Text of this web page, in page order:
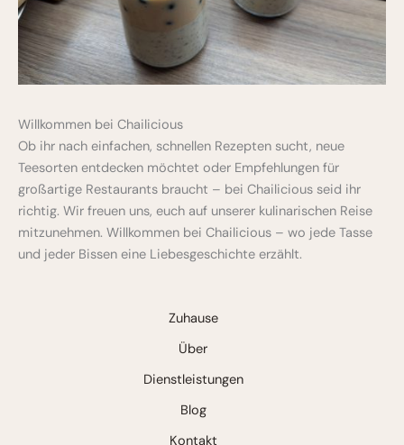
Willkommen bei Chailicious
Ob ihr nach einfachen, schnellen Rezepten sucht, neue
Teesorten entdecken möchtet oder Empfehlungen für
großartige Restaurants braucht – bei Chailicious seid ihr
richtig. Wir freuen uns, euch auf unserer kulinarischen Reise
mitzunehmen. Willkommen bei Chailicious – wo jede Tasse
und jeder Bissen eine Liebesgeschichte erzählt.
Zuhause
Über
Dienstleistungen
Blog
Kontakt